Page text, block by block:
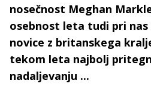
nosečnost Meghan
osebnost leta tudi pri nas
novice z britanskega
tekom leta najbolj
nadaljevanju ...